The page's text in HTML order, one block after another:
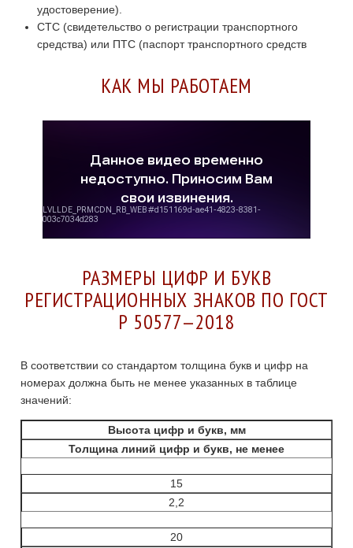
удостоверение).
СТС (свидетельство о регистрации транспортного
средства) или ПТС (паспорт транспортного средств
КАК МЫ РАБОТАЕМ
РАЗМЕРЫ ЦИФР И БУКВ
РЕГИСТРАЦИОННЫХ ЗНАКОВ ПО ГОСТ
Р 50577—2018
В соответствии со стандартом толщина букв и цифр на
номерах должна быть не менее указанных в таблице
значений:
Высота цифр и букв, мм
Толщина линий цифр и букв, не менее
15
2,2
20